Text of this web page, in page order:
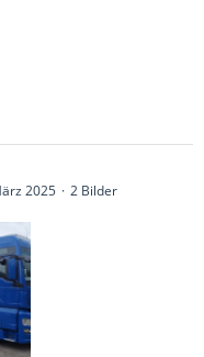
2025 2 Bilder